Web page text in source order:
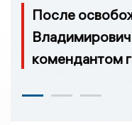
После
комендантом